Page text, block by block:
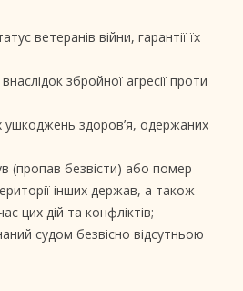
ветеранів війни, гарантії їх
збройної агресії проти
ушкоджень здоров’я, одержаних
(пропав безвісти) або помер
інших держав, а також
цих дій та конфліктів;
судом безвісно відсутньою